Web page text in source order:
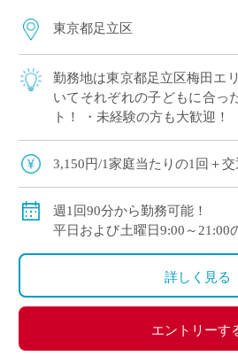
東京都足立区
勤務地は東京都足立区梅田エ
いてそれぞれの子どもに合っ
ト！ ・未経験の方も大歓迎！
3,150円/1家庭当たりの1回＋
週1回90分から勤務可能！
平日および土曜日9:00～21:00
わせて時間を決定
ご自身のご都合の良い時間
※5月～3月で実施します。
(勤務イメージ）
詳しく見る
エントリーす